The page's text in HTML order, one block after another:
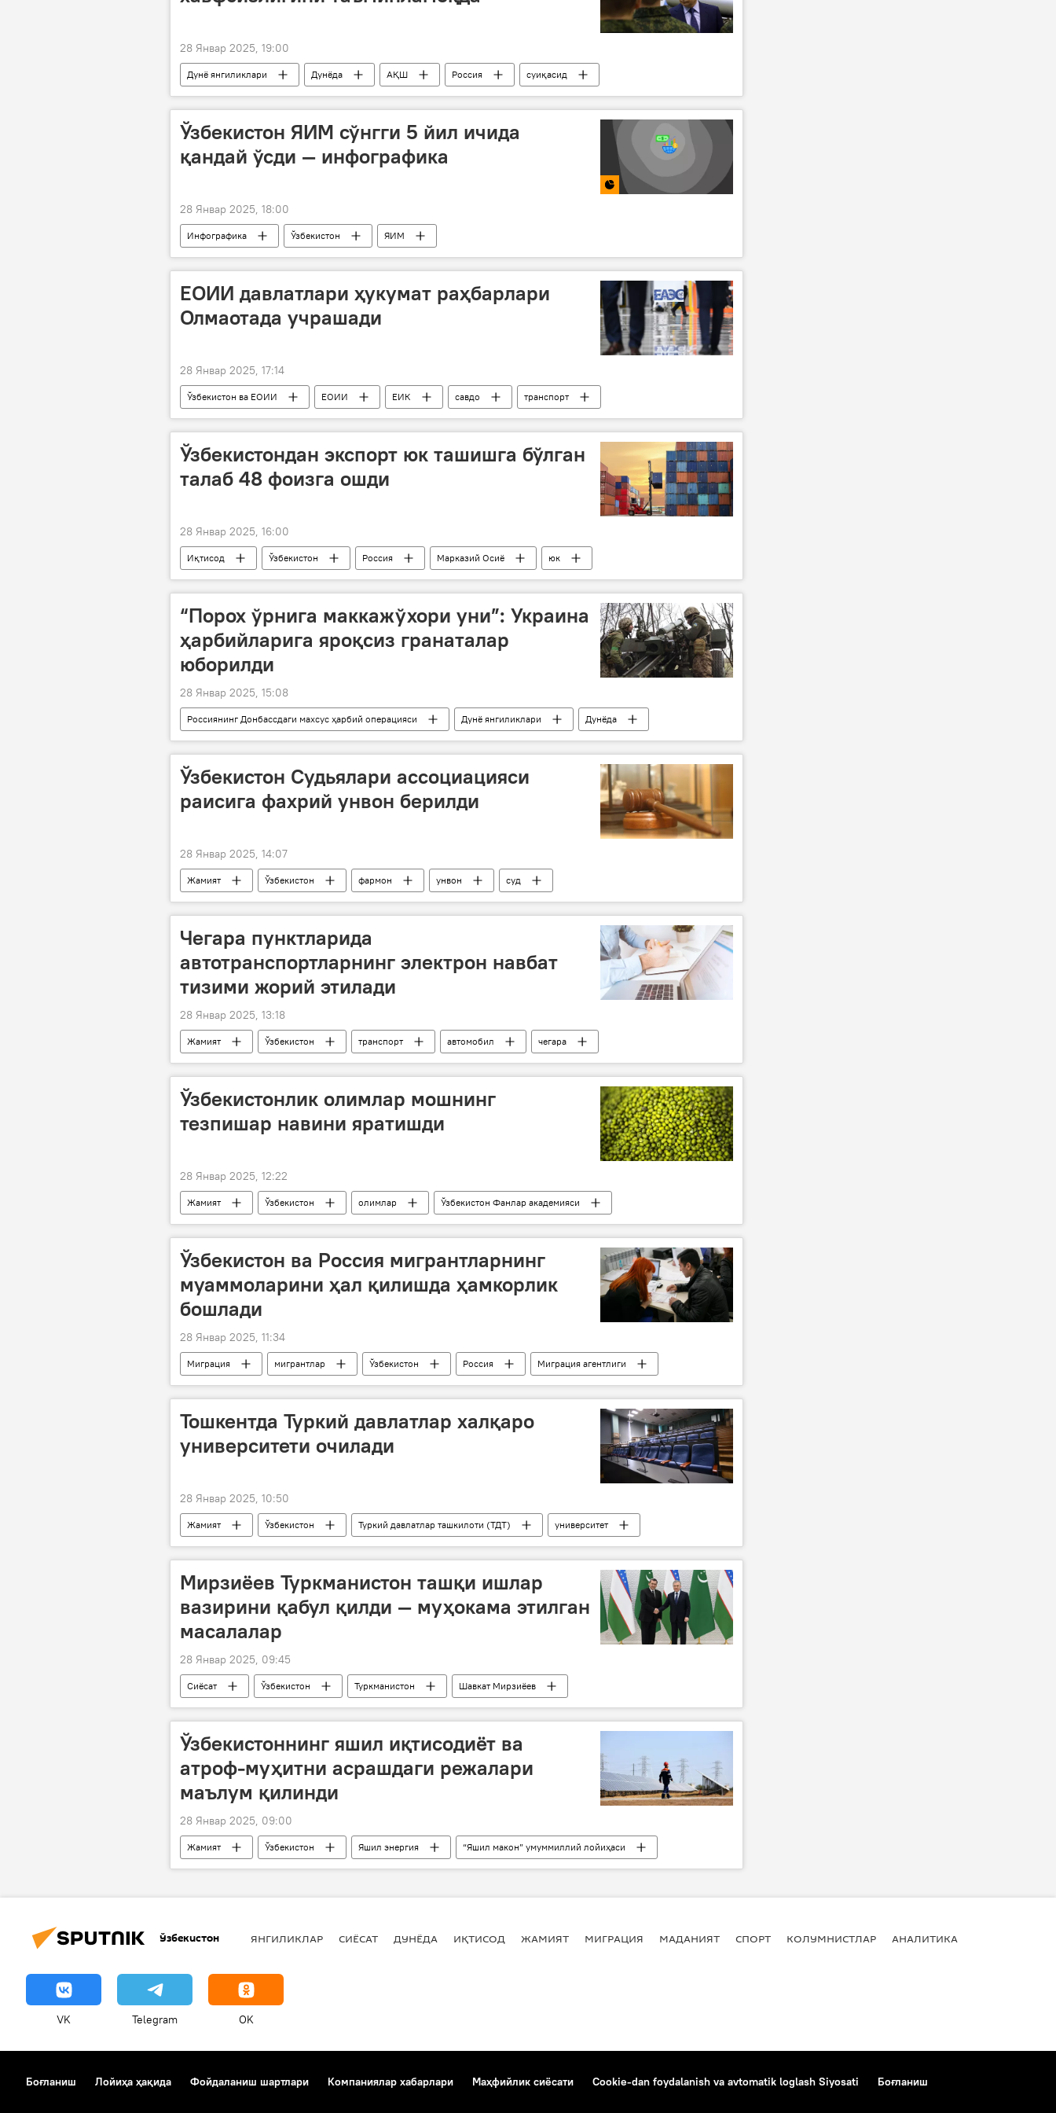
28 Январ 2025, 19:00
Дунё янгиликлари Дунёда АҚШ Россия
суиқасид
Дмитрий Песков
Владимир Путин Жо Байден
Ўзбекистон ЯИМ сўнгги 5 йил ичида
қандай ўсди — инфографика
28 Январ 2025, 18:00
Инфографика Ўзбекистон ЯИМ
ЕОИИ давлатлари ҳукумат раҳбарлари
Олмаотада учрашади
28 Январ 2025, 17:14
Ўзбекистон ва ЕОИИ ЕОИИ ЕИК савдо
транспорт
Олмаота
Ўзбекистондан экспорт юк ташишга бўлган
талаб 48 фоизга ошди
28 Январ 2025, 16:00
Иқтисод Ўзбекистон Россия Марказий Осиё
юк
транспорт
импорт экспорт биржа
“Порох ўрнига маккажўхори уни”: Украина
ҳарбийларига яроқсиз гранаталар
юборилди
28 Январ 2025, 15:08
Россиянинг Донбассдаги махсус ҳарбий операцияси Дунё янгиликлари
Дунёда
Украина
қурол қурол-яроғ
Ўзбекистон Судьялари ассоциацияси
раисига фахрий унвон берилди
28 Январ 2025, 14:07
Жамият Ўзбекистон фармон унвон суд
Чегара пунктларида
автотранспортларнинг электрон навбат
тизими жорий этилади
28 Январ 2025, 13:18
Жамият Ўзбекистон транспорт автомобил
чегара
темир йўл
юк
Ўзбекистонлик олимлар мошнинг
тезпишар навини яратишди
28 Январ 2025, 12:22
Жамият Ўзбекистон олимлар Ўзбекистон Фанлар академияси
Ўзбекистон ва Россия мигрантларнинг
муаммоларини ҳал қилишда ҳамкорлик
бошлади
28 Январ 2025, 11:34
Миграция мигрантлар Ўзбекистон Россия Миграция агентлиги
Тошкентда Туркий давлатлар халқаро
университети очилади
28 Январ 2025, 10:50
Жамият Ўзбекистон Туркий давлатлар ташкилоти (ТДТ)
университет
талабалар
Мирзиёев Туркманистон ташқи ишлар
вазирини қабул қилди — муҳокама этилган
масалалар
28 Январ 2025, 09:45
Сиёсат Ўзбекистон Туркманистон Шавкат Мирзиёев
Ўзбекистоннинг яшил иқтисодиёт ва
атроф-муҳитни асрашдаги режалари
маълум қилинди
28 Январ 2025, 09:00
Жамият Ўзбекистон Яшил энергия
“Яшил макон” умуммиллий лойиҳаси
Шавкат Мирзиёев
экология ГЭС
Ўзбекистон ЯНГИЛИКЛАР СИЁСАТ ДУНЁДА ИҚТИСОД ЖАМИЯТ МИГРАЦИЯ МАДАНИЯТ СПОРТ КОЛУМНИСТЛАР АНАЛИТИКА
VK Telegram OK
Боғланиш Лойиҳа ҳақида Фойдаланиш шартлари Компаниялар хабарлари Маҳфийлик сиёсати Cookie-dan foydalanish va avtomatik loglash Siyosati Боғланиш